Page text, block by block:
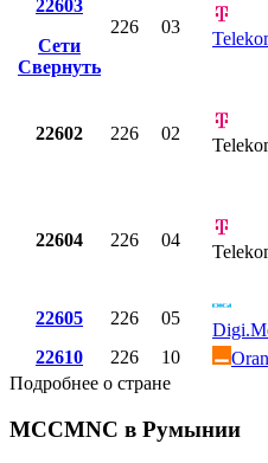
22603
Сети
Свернуть
226 03
22602 226 02
22604 226 04
22605 226 05
22610
226 10
Подробнее о стране
MCCMNC в Румынии